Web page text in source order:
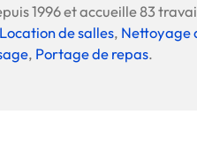
1996 et accueille 83
Location de salles, Nettoyage
, Portage de repas.